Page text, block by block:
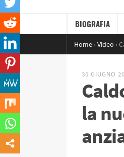
BIOGRAFIA
Home › Video ›
30 GIUGNO
la